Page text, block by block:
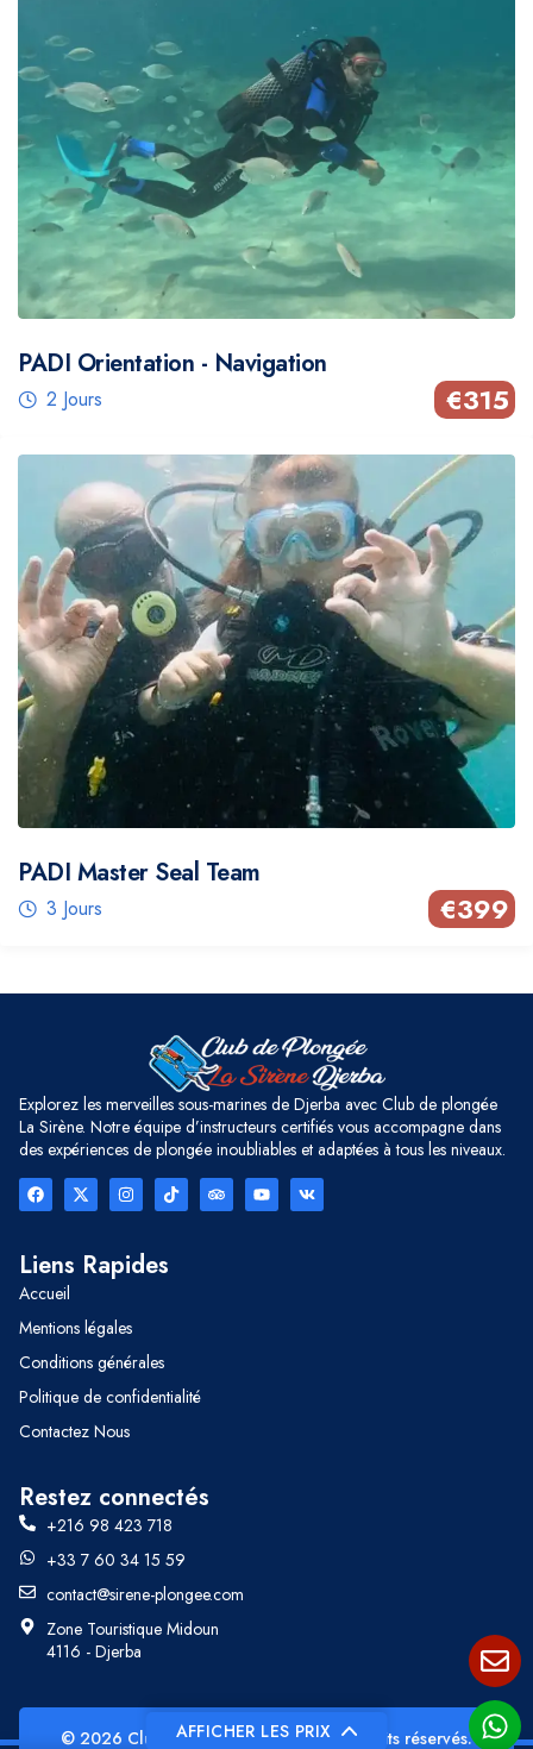
AFFICHER LES PRIX
PADI Orientation - Navigation
2 Jours €315
PADI Master Seal Team
3 Jours €399
Explorez les merveilles sous-marines de Djerba avec Club de plongée
La Sirène. Notre équipe d’instructeurs certifiés vous accompagne dans
des expériences de plongée inoubliables et adaptées à tous les niveaux.
Liens Rapides
Accueil
Mentions légales
Conditions générales
Politique de confidentialité
Contactez Nous
Restez connectés
+216 98 423 718
+33 7 60 34 15 59
contact@sirene-plongee.com
Zone Touristique Midoun
4116 - Djerba
© 2026 Club La Sirène Plongée, Tous droits réservés.